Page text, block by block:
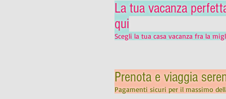
La tua vacanza
qui
Scegli la tua casa vacanza fra la
Prenota e viaggia
Pagamenti sicuri per il massimo